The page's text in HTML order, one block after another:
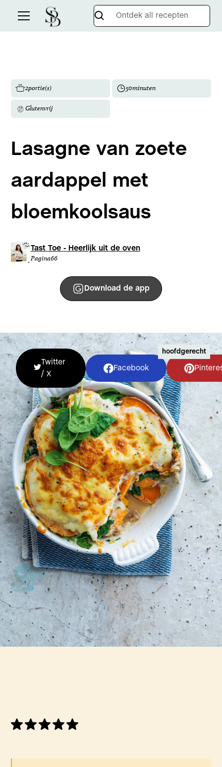
2portie(s) 50minuten
Glutenvrij
Lasagne van zoete
aardappel met
bloemkoolsaus
Tast Toe - Heerlijk uit de oven
Pagina66
Download de app
Twitter
/ X
Facebook
hoofdgerecht